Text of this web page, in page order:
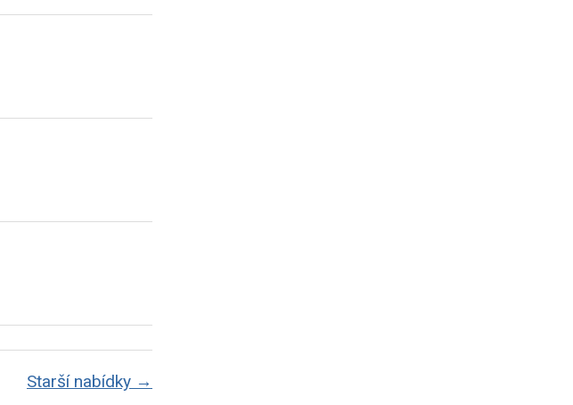
Starší nabídky →